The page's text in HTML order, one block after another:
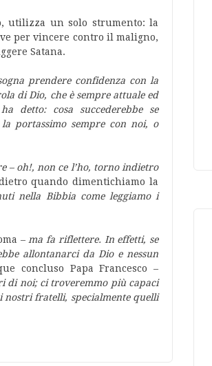
utilizza un solo strumento: la
per vincere contro il maligno,
Satana.
prendere confidenza con la
di Dio, che è sempre attuale ed
detto: cosa succederebbe se
portassimo sempre con noi, o
– oh!, non ce l’ho, torno indietro
quando dimentichiamo la
nella Bibbia come leggiamo i
– ma fa riflettere. In effetti, se
allontanarci da Dio e nessun
concluso Papa Francesco –
di noi; ci troveremmo più capaci
nostri fratelli, specialmente quelli